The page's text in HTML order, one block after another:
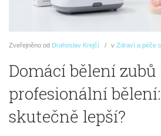
Zveřejněno od Drahoslav Krejčí v Zdraví a péče
Domácí bělení zubů
profesionální
skutečně lepší?